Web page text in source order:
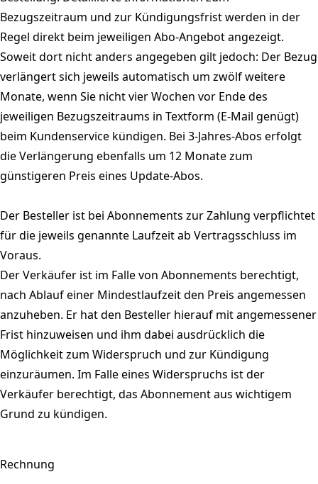
Bezugszeitraum und zur Kündigungsfrist werden in der
Regel direkt beim jeweiligen Abo-Angebot angezeigt.
Soweit dort nicht anders angegeben gilt jedoch: Der Bezug
verlängert sich jeweils automatisch um zwölf weitere
Monate, wenn Sie nicht vier Wochen vor Ende des
jeweiligen Bezugszeitraums in Textform (E-Mail genügt)
beim Kundenservice kündigen. Bei 3-Jahres-Abos erfolgt
die Verlängerung ebenfalls um 12 Monate zum
günstigeren Preis eines Update-Abos.
Der Besteller ist bei Abonnements zur Zahlung verpflichtet
für die jeweils genannte Laufzeit ab Vertragsschluss im
Voraus.
Der Verkäufer ist im Falle von Abonnements berechtigt,
nach Ablauf einer Mindestlaufzeit den Preis angemessen
anzuheben. Er hat den Besteller hierauf mit angemessener
Frist hinzuweisen und ihm dabei ausdrücklich die
Möglichkeit zum Widerspruch und zur Kündigung
einzuräumen. Im Falle eines Widerspruchs ist der
Verkäufer berechtigt, das Abonnement aus wichtigem
Grund zu kündigen.
Rechnung